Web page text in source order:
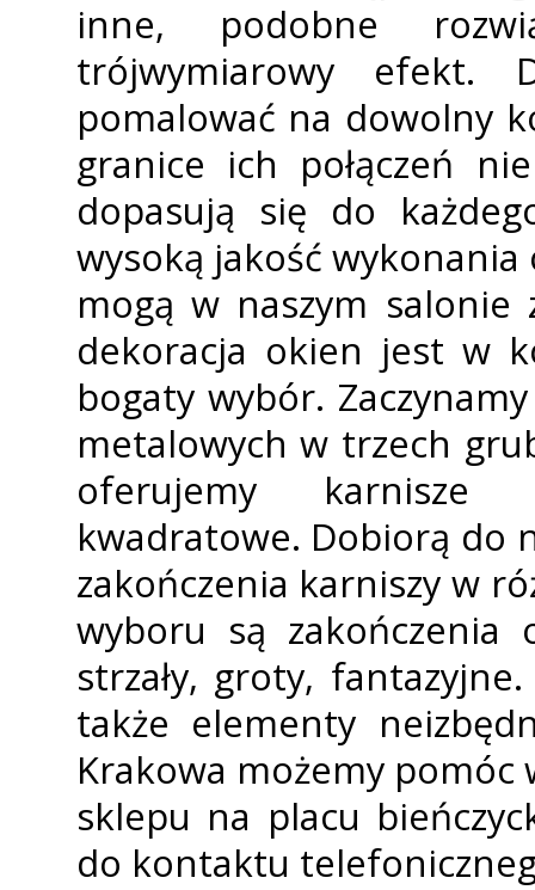
inne, podobne
trójwymiarowy efekt.
pomalować na dowolny
granice ich połączeń
dopasują się do
wysoką jakość
mogą w naszym salonie
dekoracja okien jest w
bogaty wybór.
metalowych w trzech
oferujemy karnisze
kwadratowe. Dobiorą do
zakończenia karniszy w
wyboru są zakończenia
strzały, groty,
także elementy
Krakowa możemy pomóc
sklepu na placu
do kontaktu